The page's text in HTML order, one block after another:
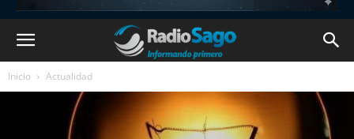
Inicio Actualidad